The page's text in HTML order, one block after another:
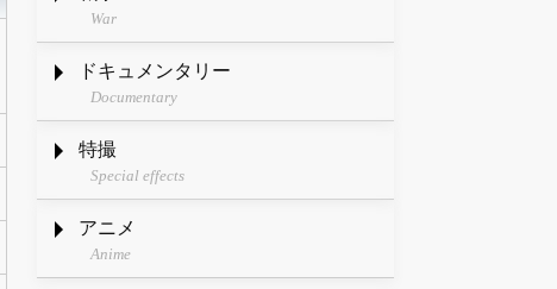
War
ドキュメンタリー
Documentary
特撮
Special effects
アニメ
Anime